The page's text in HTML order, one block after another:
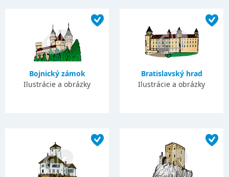
Bojnický zámok
Ilustrácie a obrázky
Bratislavský hrad
Ilustrácie a obrázky